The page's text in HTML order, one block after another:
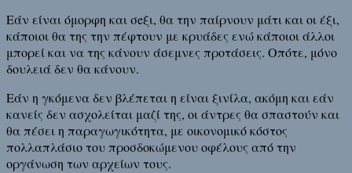
Εάν είναι όμορφη και σeξι, θα την παίρνουν μάτι και οι έξι,
κάποιοι θα της την πέφτουν με κρυάδες ενώ κάποιοι άλλοι
μπορεί και να της κάνουν άσεμνες προτάσεις. Οπότε, μόνο
δουλειά δεν θα κάνουν.
Εάν η γκόμενα δεν βλέπεται η είναι ξινίλα, ακόμη και εάν
κανείς δεν ασχολείται μαζί της, οι άντρες θα σπαστούν και
θα πέσει η παραγωγικότητα, με οικονομικό κόστος
πολλαπλάσιο του προσδοκώμενου οφέλους από την
οργάνωση των αρχείων τους.